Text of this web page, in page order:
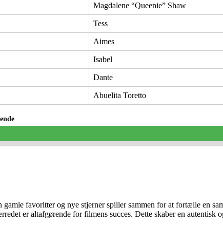
Magdalene “Queenie” Shaw
Tess
Aimes
Isabel
Dante
Abuelita Toretto
favoritter og nye stjerner spiller sammen for at fortælle en
er altafgørende for filmens succes. Dette skaber en